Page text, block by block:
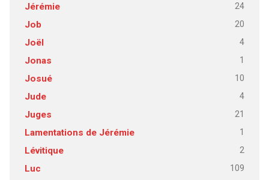
Jérémie 24
Job 20
Joël 4
Jonas 1
Josué 10
Jude 4
Juges 21
Lamentations de Jérémie 1
Lévitique 2
Luc 109